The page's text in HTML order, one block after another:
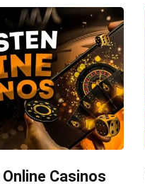
Casinos